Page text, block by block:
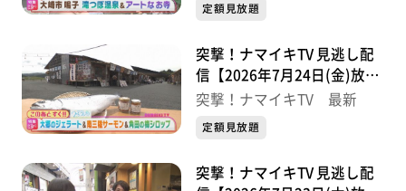
定額見放題
突撃！ナマイキTV 見逃し配
信【2026年7月24日(金)放送
分】
突撃！ナマイキTV 最新
定額見放題
突撃！ナマイキTV 見逃し配